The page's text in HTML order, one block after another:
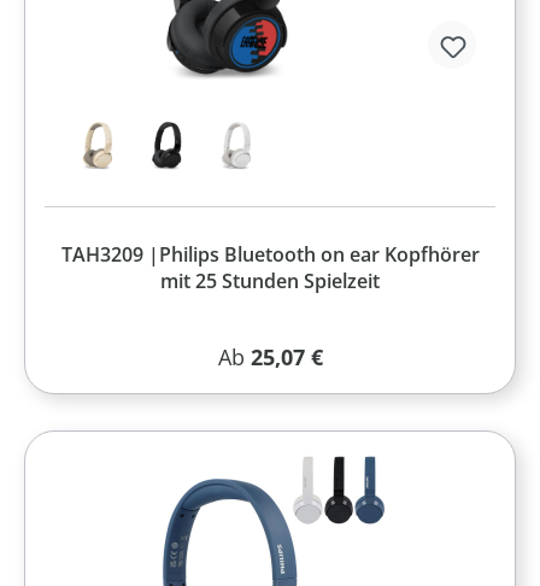
TAH3209 |Philips Bluetooth on ear Kopfhörer
mit 25 Stunden Spielzeit
Regulärer Preis:
Ab 25,07 €